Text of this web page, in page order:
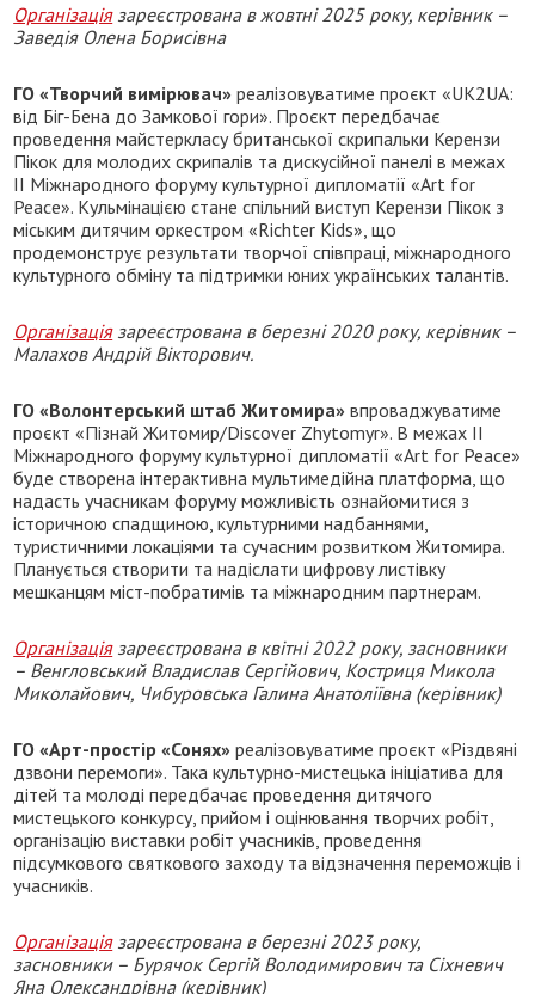
Організаціязареєстрована в жовтні 2025 року, керівник –
Заведія Олена Борисівна
ГО «Творчий вимірювач» реалізовуватиме проєкт «UK2UA:
від Біг-Бена до Замкової гори». Проєкт передбачає
проведення майстеркласу британської скрипальки Керензи
Пікок для молодих скрипалів та дискусійної панелі в межах
II Міжнародного форуму культурної дипломатії «Art for
Peace». Кульмінацією стане спільний виступ Керензи Пікок з
міським дитячим оркестром «Richter Kids», що
продемонструє результати творчої співпраці, міжнародного
культурного обміну та підтримки юних українських талантів.
Організаціязареєстрована в березні 2020 року, керівник –
Малахов Андрій Вікторович.
ГО «Волонтерський штаб Житомира» впроваджуватиме
проєкт «Пізнай Житомир/Discover Zhytomyr». В межах II
Міжнародного форуму культурної дипломатії «Art for Peace»
буде створена інтерактивна мультимедійна платформа, що
надасть учасникам форуму можливість ознайомитися з
історичною спадщиною, культурними надбаннями,
туристичними локаціями та сучасним розвитком Житомира.
Планується створити та надіслати цифрову листівку
мешканцям міст-побратимів та міжнародним партнерам.
Організаціязареєстрована в квітні 2022 року, засновники
– Венгловський Владислав Сергійович, Костриця Микола
Миколайович, Чибуровська Галина Анатоліївна (керівник)
ГО «Арт-простір «Сонях» реалізовуватиме проєкт «Різдвяні
дзвони перемоги». Така культурно-мистецька ініціатива для
дітей та молоді передбачає проведення дитячого
мистецького конкурсу, прийом і оцінювання творчих робіт,
організацію виставки робіт учасників, проведення
підсумкового святкового заходу та відзначення переможців і
учасників.
Організаціязареєстрована в березні 2023 року,
засновники – Бурячок Сергій Володимирович та Сіхневич
Яна Олександрівна (керівник)